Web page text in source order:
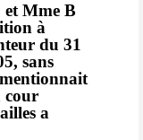
Mme B
à
du 31
sans
cour
a